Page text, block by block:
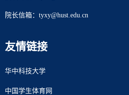
院长信箱：tyxy@hust.edu.cn
友情链接
华中科技大学
中国学生体育网